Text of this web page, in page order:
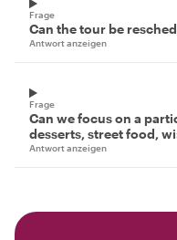
Frage
Can the tour be
Antwort anzeigen
Frage
Can we focus on a
desserts, street food,
Antwort anzeigen